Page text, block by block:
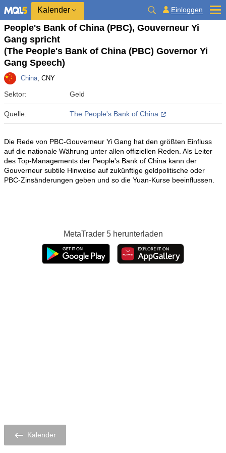
Kalender Einloggen
People's Bank of China (PBC), Gouverneur Yi
Gang spricht
(The People's Bank of China (PBC) Governor Yi
Gang Speech)
China, CNY
Sektor: Geld
Quelle: The People's Bank of China
Die Rede von PBC-Gouverneur Yi Gang hat den größten Einfluss
auf die nationale Währung unter allen offiziellen Reden. Als Leiter
des Top-Managements der People's Bank of China kann der
Gouverneur subtile Hinweise auf zukünftige geldpolitische oder
PBC-Zinsänderungen geben und so die Yuan-Kurse beeinflussen.
Kalender
MetaTrader 5herunterladen